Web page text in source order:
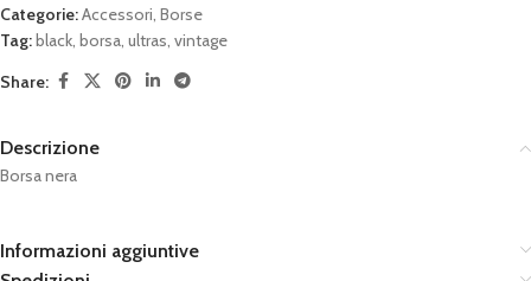
Categorie:Accessori, Borse
Tag:black, borsa, ultras, vintage
Share:
Descrizione
Borsa nera
Informazioni aggiuntive